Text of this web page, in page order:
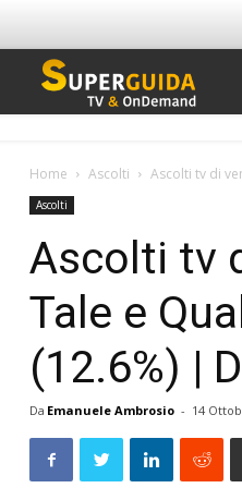
Home Ascolti Ascolti tv di
Ascolti
Ascolti tv
Tale e
(12.6%) |
Da Emanuele Ambrosio - 14